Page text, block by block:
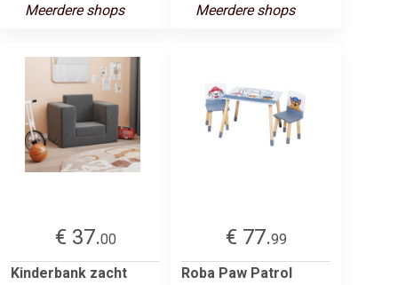
Meerdere shops Meerdere shops
€ 37.00
Kinderbank zacht
€ 77.99
Roba Paw Patrol